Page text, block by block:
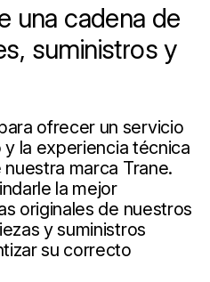
una cadena de
suministros y
ofrecer un servicio
la experiencia técnica
marca Trane.
la mejor
originales de nuestros
y suministros
su correcto